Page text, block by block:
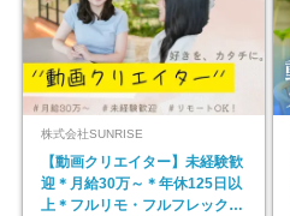
株式会社SUNRISE
【動画クリエイター】未経験歓
迎＊月給30万～＊年休125日以
上＊フルリモ・フルフレックス